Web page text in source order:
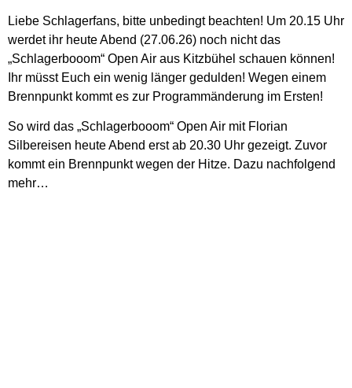
Liebe Schlagerfans, bitte unbedingt beachten! Um 20.15 Uhr
werdet ihr heute Abend (27.06.26) noch nicht das
„Schlagerbooom“ Open Air aus Kitzbühel schauen können!
Ihr müsst Euch ein wenig länger gedulden! Wegen einem
Brennpunkt kommt es zur Programmänderung im Ersten!
So wird das „Schlagerbooom“ Open Air mit Florian
Silbereisen heute Abend erst ab 20.30 Uhr gezeigt. Zuvor
kommt ein Brennpunkt wegen der Hitze. Dazu nachfolgend
mehr…